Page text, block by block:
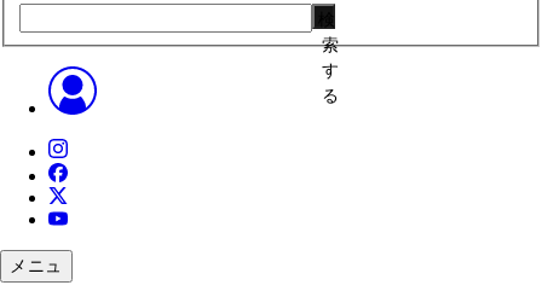
索
す
る
メニュ